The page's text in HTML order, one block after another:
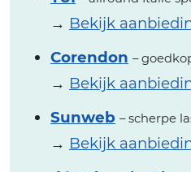
→ Bekijk
Corendon –
→ Bekijk
Sunweb – scherpe
→ Bekijk